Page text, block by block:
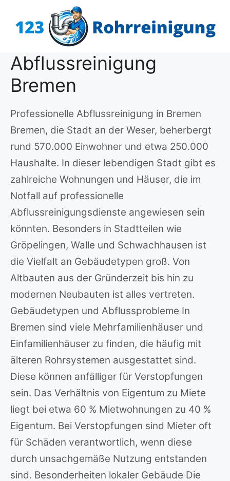
Inhalt
Abflussreinigung
Bremen
Professionelle Abflussreinigung in Bremen
Bremen, die Stadt an der Weser, beherbergt
rund 570.000 Einwohner und etwa 250.000
Haushalte. In dieser lebendigen Stadt gibt es
zahlreiche Wohnungen und Häuser, die im
Notfall auf professionelle
Abflussreinigungsdienste angewiesen sein
könnten. Besonders in Stadtteilen wie
Gröpelingen, Walle und Schwachhausen ist
die Vielfalt an Gebäudetypen groß. Von
Altbauten aus der Gründerzeit bis hin zu
modernen Neubauten ist alles vertreten.
Gebäudetypen und Abflussprobleme In
Bremen sind viele Mehrfamilienhäuser und
Einfamilienhäuser zu finden, die häufig mit
älteren Rohrsystemen ausgestattet sind.
Diese können anfälliger für Verstopfungen
sein. Das Verhältnis von Eigentum zu Miete
liegt bei etwa 60 % Mietwohnungen zu 40 %
Eigentum. Bei Verstopfungen sind Mieter oft
für Schäden verantwortlich, wenn diese
durch unsachgemäße Nutzung entstanden
sind. Besonderheiten lokaler Gebäude Die